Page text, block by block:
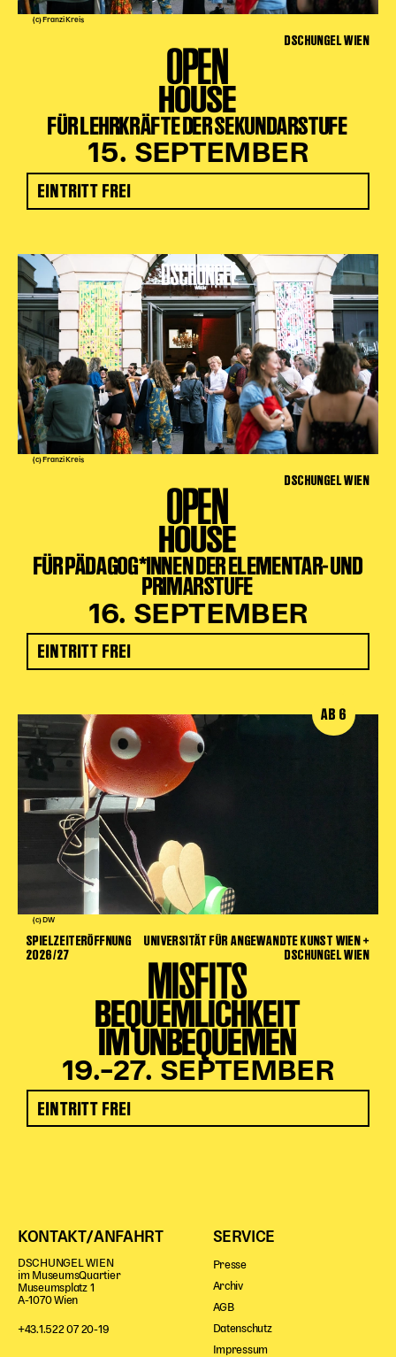
(c) Franzi Kreis
DSCHUNGEL WIEN
OPEN
HOUSE
FÜR LEHRKRÄFTE DER SEKUNDARSTUFE
15. SEPTEMBER
EINTRITT FREI
(c) Franzi Kreis
DSCHUNGEL WIEN
OPEN
HOUSE
FÜR PÄDAGOG*INNEN DER ELEMENTAR- UND
PRIMARSTUFE
16. SEPTEMBER
EINTRITT FREI
(c) DW
AB 6
SPIELZEITERÖFFNUNG
2026/27
UNIVERSITÄT FÜR ANGEWANDTE KUNST WIEN +
DSCHUNGEL WIEN
MISFITS
BEQUEMLICHKEIT
IM UNBEQUEMEN
19.–27. SEPTEMBER
EINTRITT FREI
KONTAKT/ANFAHRT
DSCHUNGEL WIEN
im MuseumsQuartier
Museumsplatz 1
A-1070 Wien
+43.1.522 07 20-19
SERVICE
Presse
Archiv
AGB
Datenschutz
Impressum